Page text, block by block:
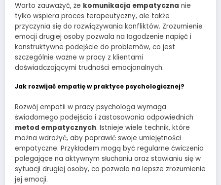
Warto zauważyć, że komunikacja empatyczna nie
tylko wspiera proces terapeutyczny, ale także
przyczynia się do rozwiązywania konfliktów. Zrozumienie
emocji drugiej osoby pozwala na łagodzenie napięć i
konstruktywne podejście do problemów, co jest
szczególnie ważne w pracy z klientami
doświadczającymi trudności emocjonalnych.
Jak rozwijać empatię w praktyce psychologicznej?
Rozwój empatii w pracy psychologa wymaga
świadomego podejścia i zastosowania odpowiednich
metod empatycznych. Istnieje wiele technik, które
można wdrożyć, aby poprawić swoje umiejętności
empatyczne. Przykładem mogą być regularne ćwiczenia
polegające na aktywnym słuchaniu oraz stawianiu się w
sytuacji drugiej osoby, co pozwala na lepsze zrozumienie
jej emocji.